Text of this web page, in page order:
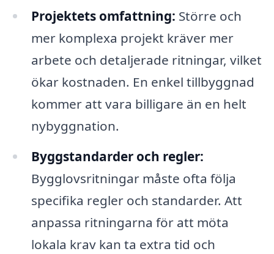
Projektets omfattning: Större och
mer komplexa projekt kräver mer
arbete och detaljerade ritningar, vilket
ökar kostnaden. En enkel tillbyggnad
kommer att vara billigare än en helt
nybyggnation.
Byggstandarder och regler:
Bygglovsritningar måste ofta följa
specifika regler och standarder. Att
anpassa ritningarna för att möta
lokala krav kan ta extra tid och